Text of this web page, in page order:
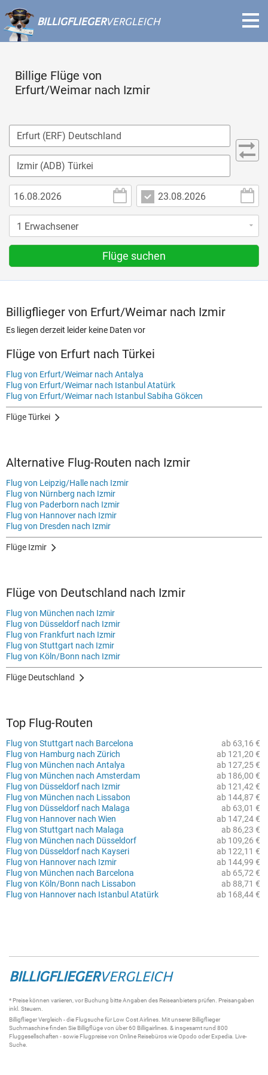
BILLIGFLIEGERVERGLEICH
Billige Flüge von
Erfurt/Weimar nach Izmir
Flüge suchen
Billigflieger von Erfurt/Weimar nach Izmir
Es liegen derzeit leider keine Daten vor
Flüge von Erfurt nach Türkei
Flug von Erfurt/Weimar nach Antalya
Flug von Erfurt/Weimar nach Istanbul Atatürk
Flug von Erfurt/Weimar nach Istanbul Sabiha Gökcen
Flüge Türkei
Alternative Flug-Routen nach Izmir
Flug von Leipzig/Halle nach Izmir
Flug von Nürnberg nach Izmir
Flug von Paderborn nach Izmir
Flug von Hannover nach Izmir
Flug von Dresden nach Izmir
Flüge Izmir
Flüge von Deutschland nach Izmir
Flug von München nach Izmir
Flug von Düsseldorf nach Izmir
Flug von Frankfurt nach Izmir
Flug von Stuttgart nach Izmir
Flug von Köln/Bonn nach Izmir
Flüge Deutschland
Top Flug-Routen
ab 63,16 €
Flug von Stuttgart nach Barcelona
ab 121,20 €
Flug von Hamburg nach Zürich
ab 127,25 €
Flug von München nach Antalya
ab 186,00 €
Flug von München nach Amsterdam
ab 121,42 €
Flug von Düsseldorf nach Izmir
ab 144,87 €
Flug von München nach Lissabon
ab 63,01 €
Flug von Düsseldorf nach Malaga
ab 147,24 €
Flug von Hannover nach Wien
ab 86,23 €
Flug von Stuttgart nach Malaga
ab 109,26 €
Flug von München nach Düsseldorf
ab 122,11 €
Flug von Düsseldorf nach Kayseri
ab 144,99 €
Flug von Hannover nach Izmir
ab 65,72 €
Flug von München nach Barcelona
ab 88,71 €
Flug von Köln/Bonn nach Lissabon
ab 168,44 €
Flug von Hannover nach Istanbul Atatürk
BILLIGFLIEGERVERGLEICH
* Preise können variieren, vor Buchung bitte Angaben des Reiseanbieters prüfen. Preisangaben
inkl. Steuern.
BilligfliegerVergleich - die Flugsuchefür Low Cost Airlines. Mit unsererBilligflieger
Suchmaschinefinden Sie Billigflügevon über 60 Billigairlines . & insgesamt rund 800
Fluggesellschaften - sowie Flugpreise von Online Reisebüros wie Opodo oder Expedia. Live-
Suche